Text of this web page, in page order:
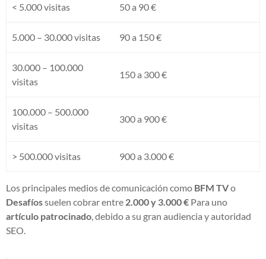
< 5.000 visitas 50 a 90 €
5.000 – 30.000 visitas 90 a 150 €
30.000 – 100.000
visitas
150 a 300 €
100.000 – 500.000
visitas
300 a 900 €
> 500.000 visitas 900 a 3.000 €
Los principales medios de comunicación como BFM TVo
Desafíossuelen cobrar entre 2.000 y 3.000 € Para uno
artículo patrocinado , debido a su gran audiencia y autoridad
SEO.